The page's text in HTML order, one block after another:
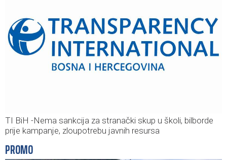
TI BiH -Nema sankcija za stranački skup u školi, bilborde
prije kampanje, zloupotrebu javnih resursa
PROMO